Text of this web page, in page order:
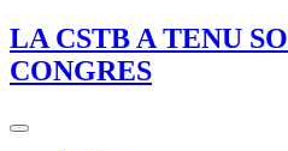
LA CSTB A TENU
CONGRES